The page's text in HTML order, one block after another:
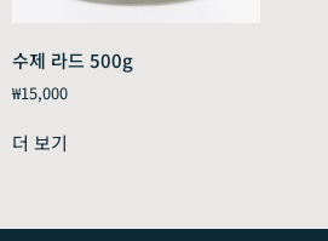
수제 라드 500g
₩15,000
더 보기